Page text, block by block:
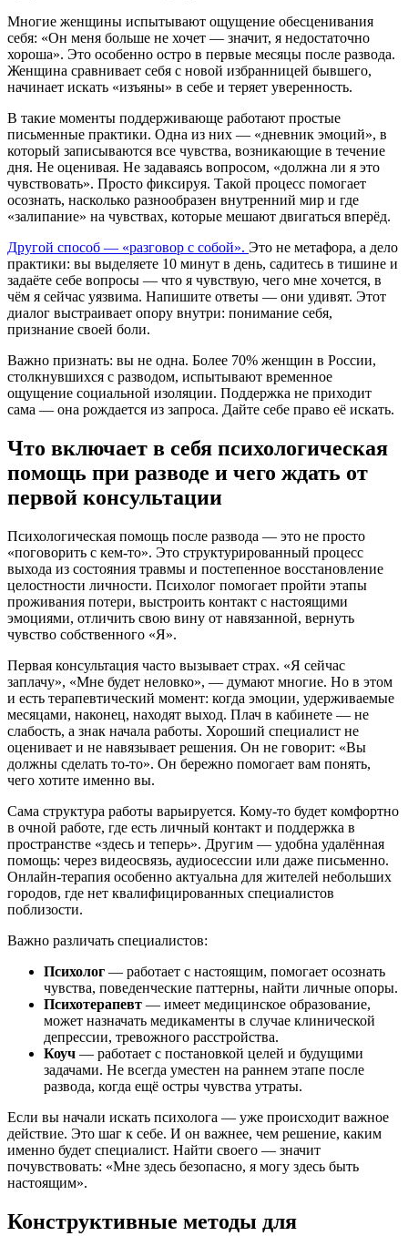
Многие женщины испытывают ощущение обесценивания
себя: «Он меня больше не хочет — значит, я недостаточно
хороша». Это особенно остро в первые месяцы после развода.
Женщина сравнивает себя с новой избранницей бывшего,
начинает искать «изъяны» в себе и теряет уверенность.
В такие моменты поддерживающе работают простые
письменные практики. Одна из них — «дневник эмоций», в
который записываются все чувства, возникающие в течение
дня. Не оценивая. Не задаваясь вопросом, «должна ли я это
чувствовать». Просто фиксируя. Такой процесс помогает
осознать, насколько разнообразен внутренний мир и где
«залипание» на чувствах, которые мешают двигаться вперёд.
Другой способ — «разговор с собой». Это не метафора, а дело
практики: вы выделяете 10 минут в день, садитесь в тишине и
задаёте себе вопросы — что я чувствую, чего мне хочется, в
чём я сейчас уязвима. Напишите ответы — они удивят. Этот
диалог выстраивает опору внутри: понимание себя,
признание своей боли.
Важно признать: вы не одна. Более 70% женщин в России,
столкнувшихся с разводом, испытывают временное
ощущение социальной изоляции. Поддержка не приходит
сама — она рождается из запроса. Дайте себе право её искать.
Что включает в себя психологическая
помощь при разводе и чего ждать от
первой консультации
Психологическая помощь после развода — это не просто
«поговорить с кем-то». Это структурированный процесс
выхода из состояния травмы и постепенноe восстановление
целостности личности. Психолог помогает пройти этапы
проживания потери, выстроить контакт с настоящими
эмоциями, отличить свою вину от навязанной, вернуть
чувство собственного «Я».
Первая консультация часто вызывает страх. «Я сейчас
заплачy», «Мне будет неловко», — думают многие. Но в этом
и есть терапевтический момент: когда эмоции, удерживаемые
месяцами, наконец, находят выход. Плач в кабинете — не
слабость, а знак начала работы. Хороший специалист не
оценивает и не навязывает решения. Он не говорит: «Вы
должны сделать то-то». Он бережно помогает вам понять,
чего хотите именно вы.
Сама структура работы варьируется. Кому-то будет комфортно
в очной работе, где есть личный контакт и поддержка в
пространстве «здесь и теперь». Другим — удобна удалённая
помощь: через видеосвязь, аудиосессии или даже письменно.
Онлайн-терапия особенно актуальна для жителей небольших
городов, где нет квалифицированных специалистов
поблизости.
Важно различать специалистов:
Психолог — работает с настоящим, помогает осознать
чувства, поведенческие паттерны, найти личные опоры.
Психотерапевт — имеет медицинское образование,
может назначать медикаменты в случае клинической
депрессии, тревожного расстройства.
Коуч — работает с постановкой целей и будущими
задачами. Не всегда уместен на раннем этапе после
развода, когда ещё остры чувства утраты.
Если вы начали искать психолога — уже происходит важное
действие. Это шаг к себе. И он важнее, чем решение, каким
именно будет специалист. Найти своего — значит
почувствовать: «Мне здесь безопасно, я могу здесь быть
настоящим».
Конструктивные методы для